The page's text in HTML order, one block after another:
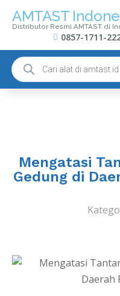
AMTAST
Distributor Resmi AMTAST di
0857-1711-
Mengatasi
Gedung di